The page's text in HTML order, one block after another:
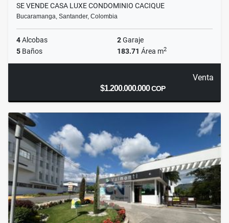
SE VENDE CASA LUXE CONDOMINIO CACIQUE
Bucaramanga, Santander, Colombia
4Alcobas 2Garaje
5 Baños 183.71 Área m2
Venta
$1.200.000.000COP